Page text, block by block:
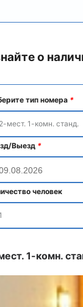
о
1-комн.
тип номера *
2-мест. 1-комн. станд.
Выезд *
человек